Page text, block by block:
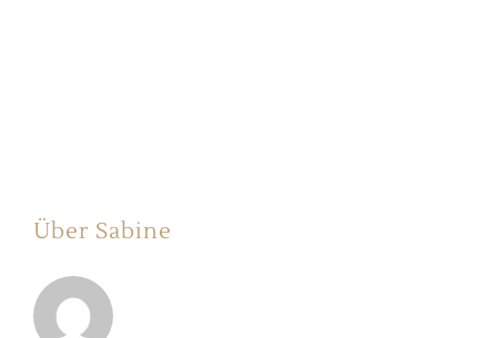
Über Sabine